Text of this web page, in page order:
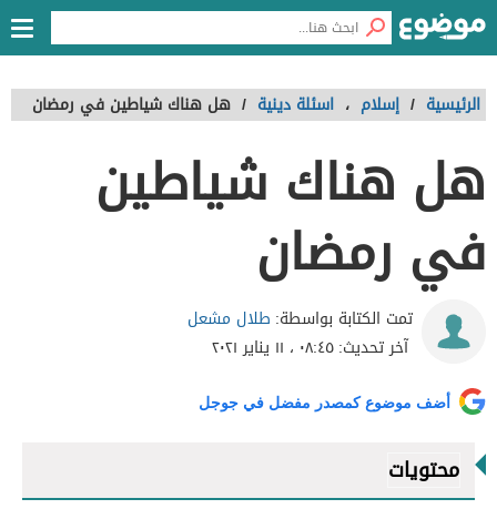
الرئيسية / إسلام ، اسئلة دينية / هل هناك شياطين في رمضان
هل هناك شياطين
في رمضان
تمت الكتابة بواسطة: طلال مشعل
آخر تحديث:٠٨:٤٥ ، ١١ يناير ٢٠٢١
أضف موضوع كمصدر مفضل في جوجل
محتويات